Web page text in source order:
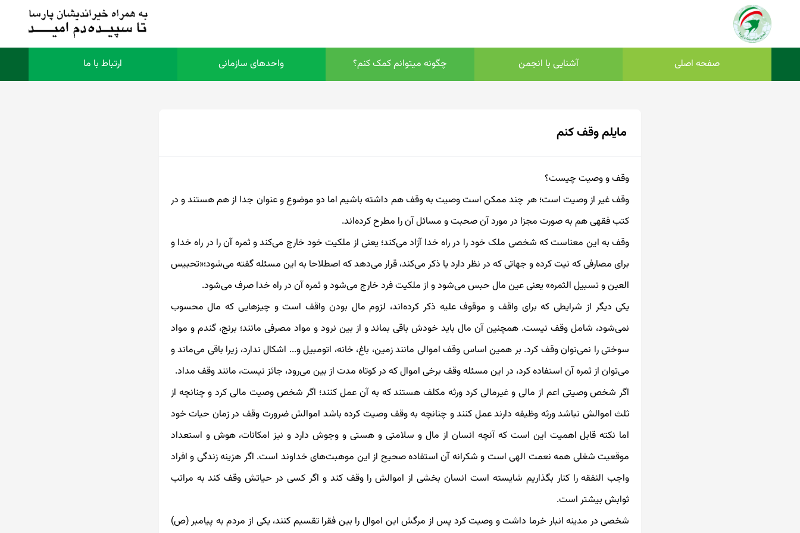
صفحه اصلی آشنایی با انجمن چگونه میتوانم کمک کنم؟ واحدهای سازمانی ارتباط با ما
مایلم وقف کنم
وقف و وصیت چیست؟
وقف غیر از وصیت است؛ هر چند ممکن است وصیت به وقف هم داشته باشیم اما دو موضوع و عنوان جدا از هم هستند و در
کتب فقهی هم به صورت مجزا در مورد آن صحبت و مسائل آن را مطرح کرده‌اند.
وقف به این معناست که شخصی ملک خود را در راه خدا آزاد می‌کند؛ یعنی از ملکیت خود خارج می‌کند و ثمره آن را در راه خدا و
برای مصارفی که نیت کرده و جهاتی که در نظر دارد یا ذکر می‌کند، قرار می‌دهد که اصطلاحا به این مسئله گفته می‌شود؛‌«تحبیس
العین و تسبیل الثمره» یعنی عین مال حبس می‌شود و از ملکیت فرد خارج می‌شود و ثمره آن در راه خدا صرف می‌شود.
یکی دیگر از شرایطی که برای واقف و موقوف علیه ذکر کرده‌اند، لزوم مال بودن واقف است و چیزهایی که مال محسوب
نمی‌شود، شامل وقف نیست. همچنین آن مال باید خودش باقی بماند و از بین نرود و مواد مصرفی مانند؛ برنج، گندم و مواد
سوختی را نمی‌توان وقف کرد. بر همین اساس وقف اموالی مانند زمین، باغ، خانه، اتومبیل و... اشکال ندارد، زیرا باقی می‌ماند و
می‌توان از ثمره آن استفاده کرد، در این مسئله وقف برخی اموال که در کوتاه مدت از بین می‌رود، جائز نیست، مانند وقف مداد.
اگر شخص وصیتی اعم از مالی و غیرمالی کرد ورثه مکلف هستند که به آن عمل کنند؛ اگر شخص وصیت مالی کرد و چنانچه از
ثلث اموالش نباشد ورثه وظیفه دارند عمل کنند و چنانچه به وقف وصیت کرده باشد اموالش ضرورت‌ وقف در زمان حیات خود
اما نکته قابل اهمیت این است که آنچه انسان از مال و سلامتی و هستی و وجوش دارد و نیز امکانات، هوش و استعداد
موقعیت شغلی همه نعمت الهی است و شکرانه آن استفاده صحیح از این موهبت‌های خداوند است. اگر هزینه زندگی و افراد
واجب النفقه را کنار بگذاریم شایسته است انسان بخشی از اموالش را وقف کند و اگر کسی در حیاتش وقف کند به مراتب
ثوابش بیشتر است.
شخصی در مدینه انبار خرما داشت و وصیت کرد پس از مرگش این اموال را بین فقرا تقسیم کنند، یکی از مردم به پیامبر (ص)